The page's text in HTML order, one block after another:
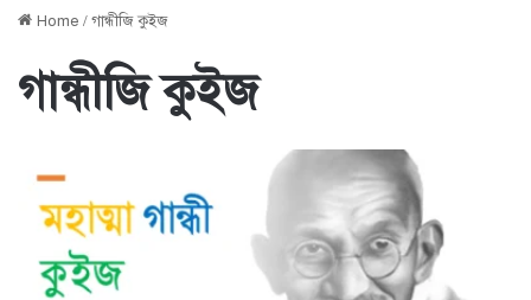
Home /গান্ধীজি কুইজ
গান্ধীজি কুইজ